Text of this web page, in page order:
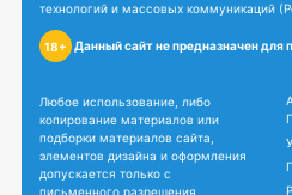
технологий и массовых коммуникаций
18+ Данный сайт не предназначен
Любое использование, либо
копирование материалов или
подборки материалов сайта,
элементов дизайна и оформления
допускается только с
письменного разрешения